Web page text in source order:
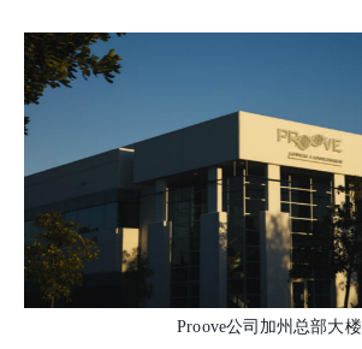
Proove公司加州总部大楼